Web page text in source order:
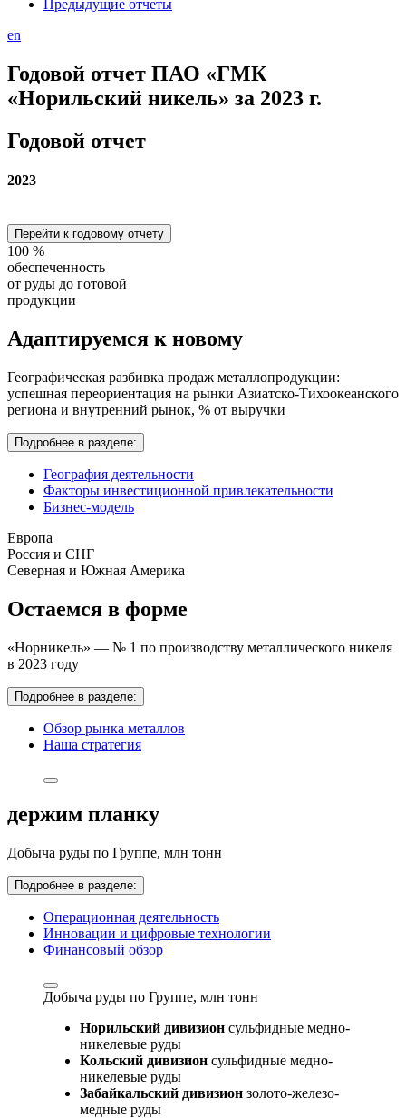
Предыдущие отчеты
en
Годовой отчет ПАО «ГМК
«Норильский никель» за 2023 г.
Годовой отчет
2023
Перейти к годовому отчету
100 %
обеспеченность
от руды до готовой
продукции
Адаптируемся к новому
Географическая разбивка продаж металлопродукции:
успешная переориентация на рынки Азиатско-Тихоокеанского
региона и внутренний рынок, % от выручки
Подробнее в разделе:
География деятельности
Факторы инвестиционной привлекательности
Бизнес-модель
Европа
Россия и СНГ
Северная и Южная Америка
Остаемся в форме
«Норникель» — № 1 по производству металлического никеля
в 2023 году
Подробнее в разделе:
Обзор рынка металлов
Наша стратегия
держим планку
Добыча руды по Группе, млн тонн
Подробнее в разделе:
Операционная деятельность
Инновации и цифровые технологии
Финансовый обзор
Добыча руды по Группе, млн тонн
Норильский дивизион сульфидные медно-
никелевые руды
Кольский дивизион сульфидные медно-
никелевые руды
Забайкальский дивизион золото-железо-
медные руды